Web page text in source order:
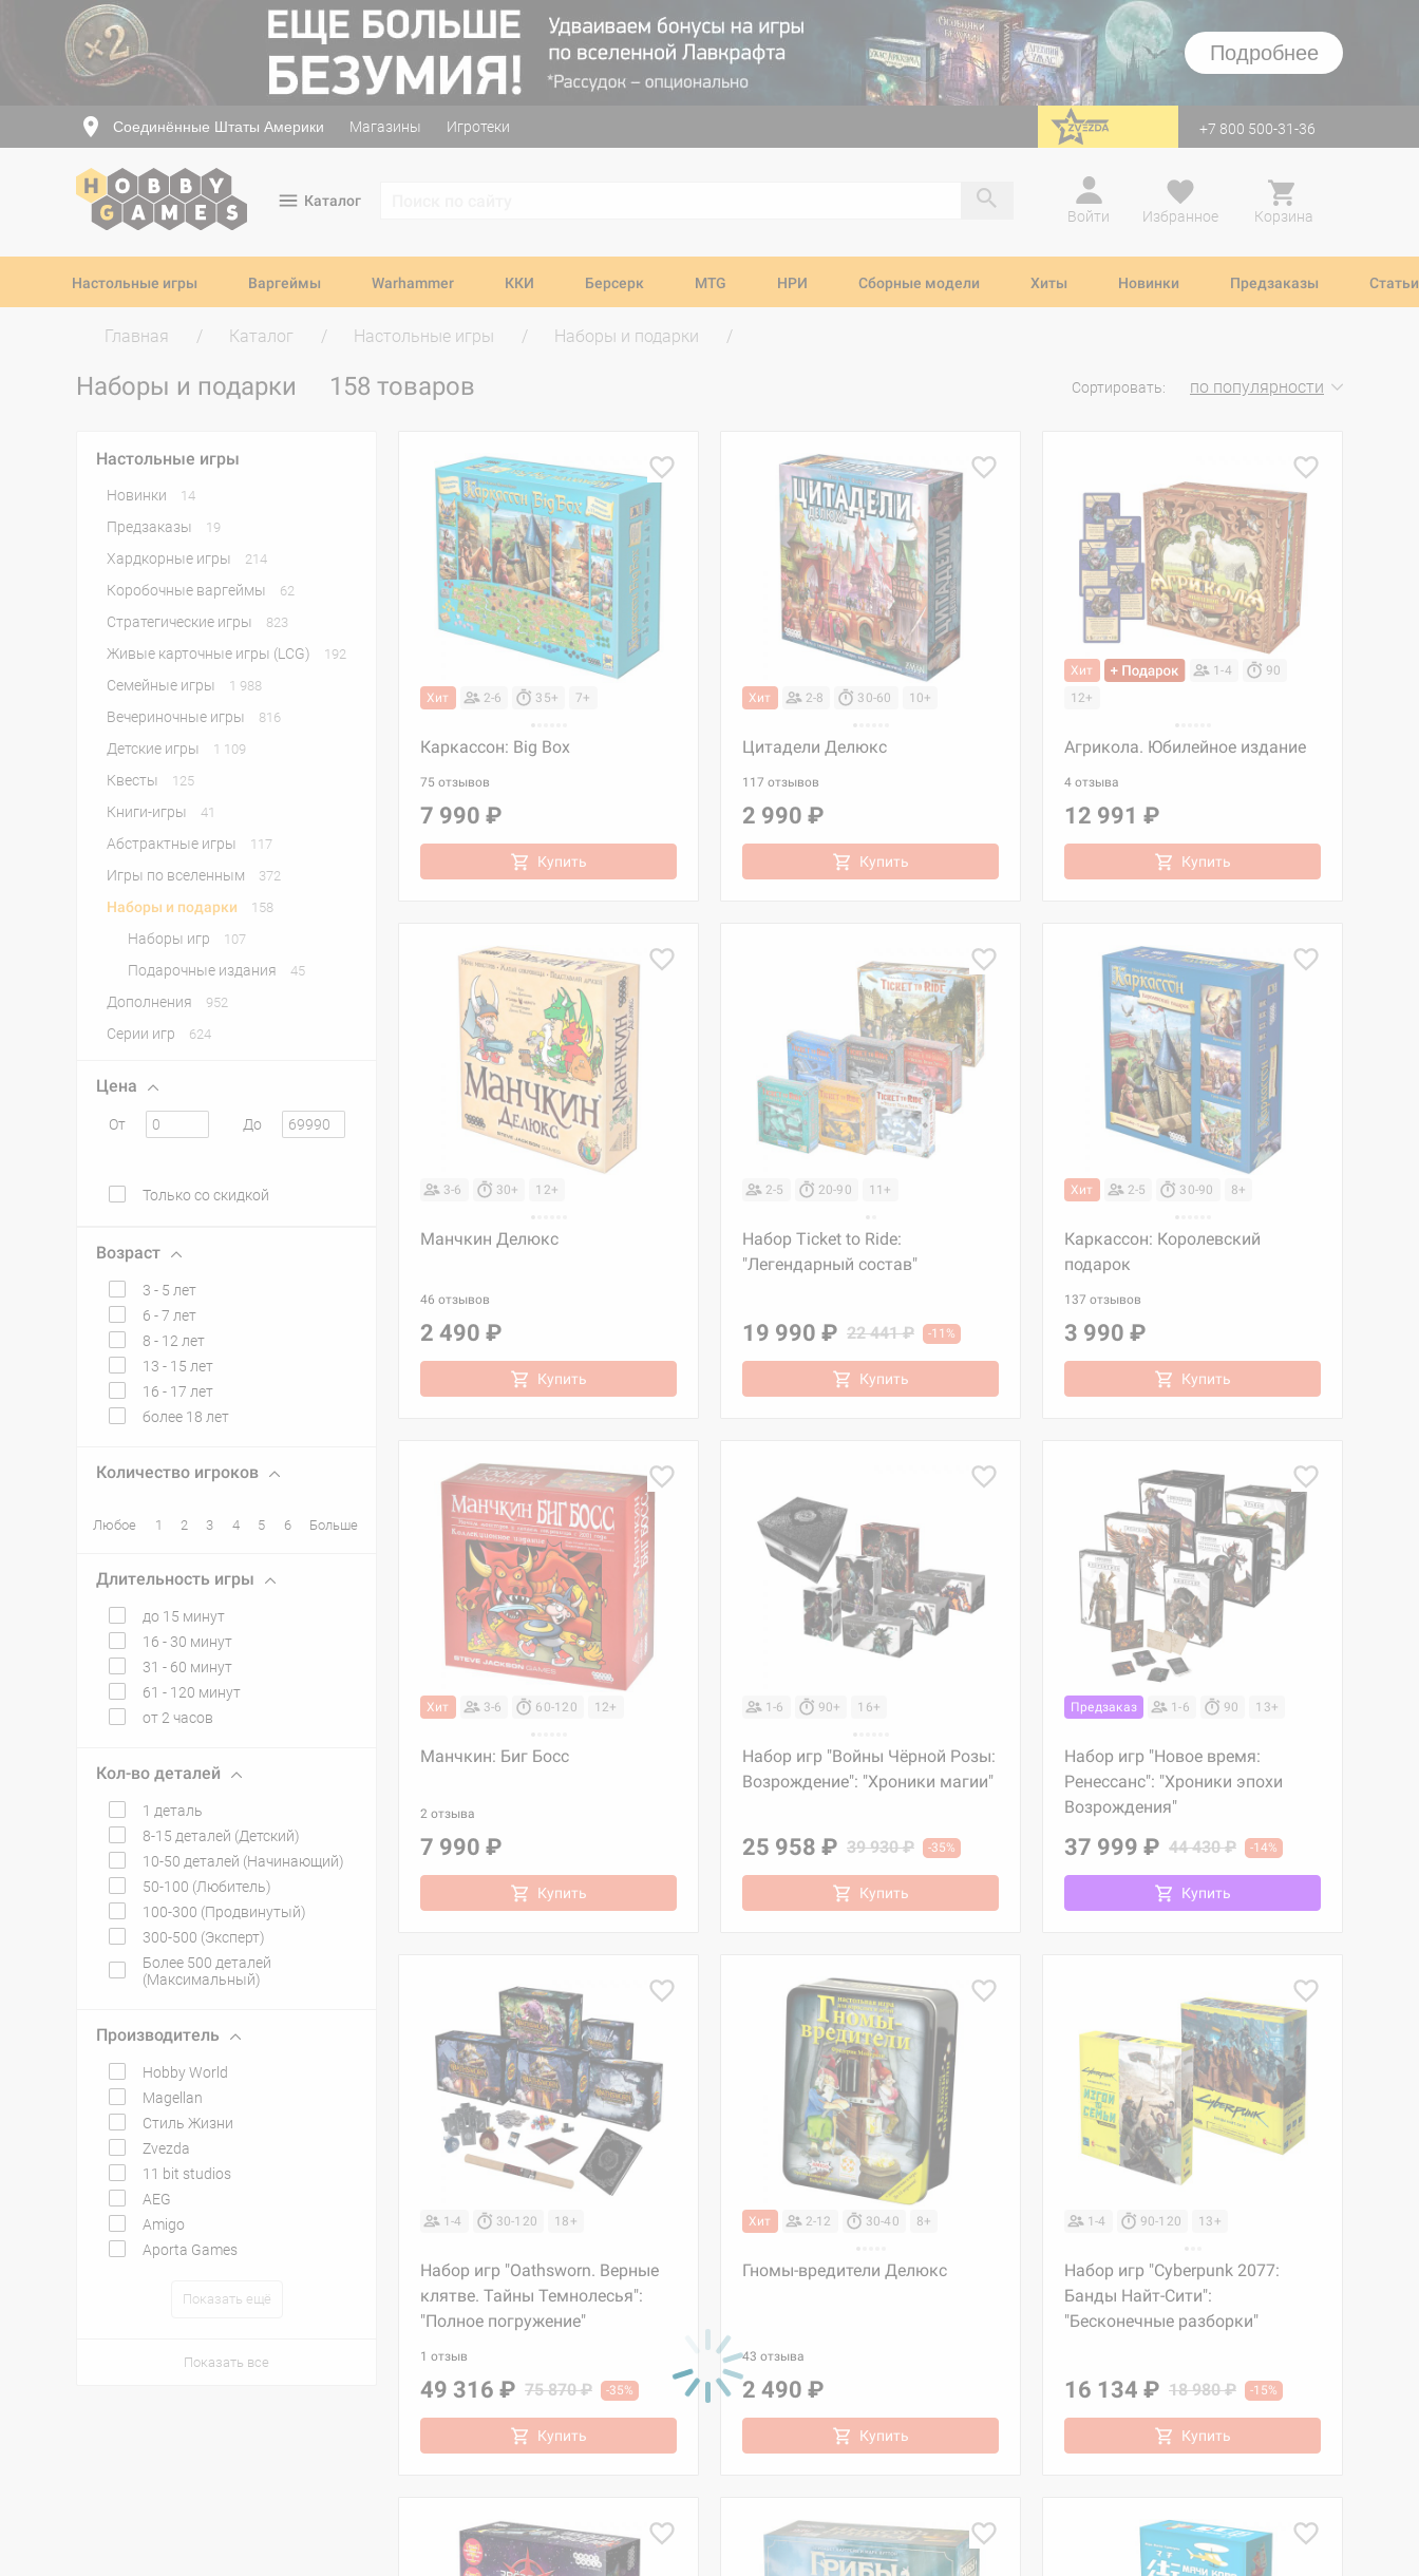
Подробнее
Соединённые Штаты Америки Магазины Игротеки перейти на Zvezda +7 800 500-31-36
Каталог
Войти
Избранное Корзина
Настольные игры Варгеймы Warhammer ККИ Берсерк MTG НРИ Сборные модели Хиты Новинки Предзаказы Статьи
Главная Каталог Настольные игры Наборы и подарки
Наборы и подарки 158 товаров Сортировать: по популярности
Настольные игры
Новинки 14
Предзаказы 19
Хардкорные игры 214
Коробочные варгеймы 62
Стратегические игры 823
Живые карточные игры (LCG) 192
Семейные игры 1 988
Вечериночные игры 816
Детские игры 1 109
Квесты 125
Книги-игры 41
Абстрактные игры 117
Игры по вселенным 372
Наборы и подарки 158
Наборы игр 107
Подарочные издания 45
Дополнения 952
Серии игр 624
Цена
От До
Только со скидкой
Возраст
3 - 5 лет
6 - 7 лет
8 - 12 лет
13 - 15 лет
16 - 17 лет
более 18 лет
Количество игроков
Любое 1 2 3 4 5 6 Больше
Длительность игры
до 15 минут
16 - 30 минут
31 - 60 минут
61 - 120 минут
от 2 часов
Кол-во деталей
1 деталь
8-15 деталей (Детский)
10-50 деталей (Начинающий)
50-100 (Любитель)
100-300 (Продвинутый)
300-500 (Эксперт)
Более 500 деталей
(Максимальный)
Производитель
Hobby World
Magellan
Стиль Жизни
Zvezda
11 bit studios
AEG
Amigo
Aporta Games
Показать ещё
Показать все
Хит 2-6 35+ 7+
Каркассон: Big Box
75 отзывов
7 990 ₽
Купить
Хит 2-8 30-60 10+
Цитадели Делюкс
117 отзывов
2 990 ₽
Купить
Хит 1-4
90
12+
Агрикола. Юбилейное издание
4 отзыва
12 991 ₽
Купить
3-6 30+ 12+
Манчкин Делюкс
46 отзывов
2 490 ₽
Купить
2-5 20-90 11+
Набор Ticket to Ride:
"Легендарный состав"
19 990 ₽ 22 441 ₽ -11%
Купить
Хит 2-5 30-90 8+
Каркассон: Королевский
подарок
137 отзывов
3 990 ₽
Купить
Хит 3-6 60-120 12+
Манчкин: Биг Босс
2 отзыва
7 990 ₽
Купить
1-6 90+ 16+
Набор игр "Войны Чёрной Розы:
Возрождение": "Хроники магии"
25 958 ₽ 39 930 ₽ -35%
Купить
Предзаказ 1-6 90 13+
Набор игр "Новое время:
Ренессанс": "Хроники эпохи
Возрождения"
37 999 ₽ 44 430 ₽ -14%
Купить
1-4 30-120 18+
Набор игр "Oathsworn. Верные
клятве. Тайны Темнолесья":
"Полное погружение"
1 отзыв
49 316 ₽ 75 870 ₽ -35%
Купить
Хит 2-12 30-40 8+
Гномы-вредители Делюкс
43 отзыва
2 490 ₽
Купить
1-4 90-120 13+
Набор игр "Cyberpunk 2077:
Банды Найт-Сити":
"Бесконечные разборки"
16 134 ₽ 18 980 ₽ -15%
Купить